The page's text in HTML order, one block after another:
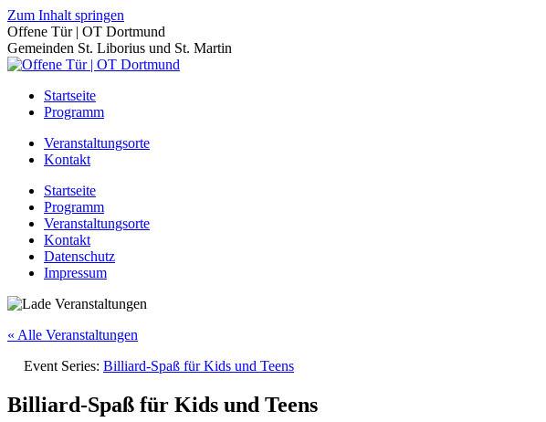
Zum Inhalt springen
Offene Tür | OT Dortmund
Gemeinden St. Liborius und St. Martin
Startseite
Programm
Veranstaltungsorte
Kontakt
Startseite
Programm
Veranstaltungsorte
Kontakt
Datenschutz
Impressum
« Alle Veranstaltungen
Event Series: Billiard-Spaß für Kids und Teens
Billiard-Spaß für Kids und Teens